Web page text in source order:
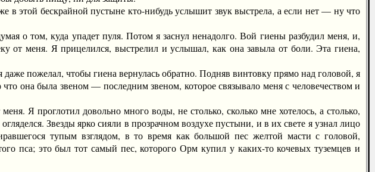
этой бескрайной пустыне кто-нибудь услышит звук выстрела, а если нет — ну что
о том, куда упадет пуля. Потом я заснул ненадолго. Вой гиены разбудил меня, и,
от меня. Я прицелился, выстрелил и услышал, как она завыла от боли. Эта гиена,
пожелал, чтобы гиена вернулась обратно. Подняв винтовку прямо над головой, я
она была звеном — последним звеном, которое связывало меня с человечеством и
Я проглотил довольно много воды, не столько, сколько мне хотелось, а столько,
Звезды ярко сияли в прозрачном воздухе пустыни, и в их свете я узнал лицо
тупым взглядом, в то время как большой пес желтой масти с головой,
пса; это был тот самый пес, которого Орм купил у каких-то кочевых туземцев и